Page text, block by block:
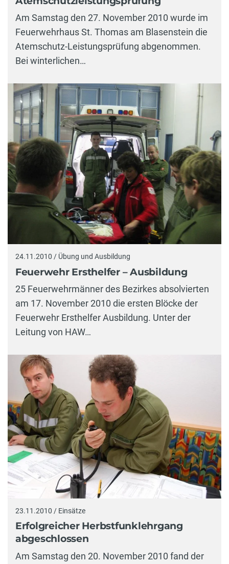
Am Samstag den 27. November 2010 wurde im
Feuerwehrhaus St. Thomas am Blasenstein die
Atemschutz-Leistungsprüfung abgenommen.
Bei winterlichen…
24.11.2010 / Übung und Ausbildung
Feuerwehr Ersthelfer – Ausbildung
25 Feuerwehrmänner des Bezirkes absolvierten
am 17. November 2010 die ersten Blöcke der
Feuerwehr Ersthelfer Ausbildung. Unter der
Leitung von HAW…
23.11.2010 / Einsätze
Erfolgreicher Herbstfunklehrgang
abgeschlossen
Am Samstag den 20. November 2010 fand der